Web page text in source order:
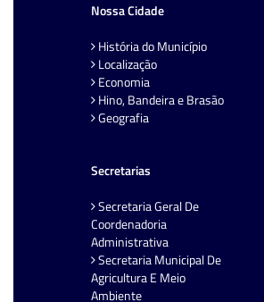
Nossa Cidade
História do Município
Localização
Economia
Hino, Bandeira e Brasão
Geografia
Secretarias
Secretaria Geral De
Coordenadoria
Administrativa
Secretaria Municipal De
Agricultura E Meio
Ambiente